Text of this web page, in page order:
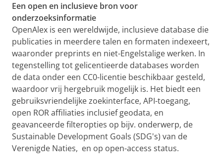
Een open en inclusieve bron voor
onderzoeksinformatie
OpenAlex is een wereldwijde, inclusieve database die
publicaties in meerdere talen en formaten indexeert,
waaronder preprints en niet-Engelstalige werken. In
tegenstelling tot gelicentieerde databases worden
de data onder een CC0-licentie beschikbaar gesteld,
waardoor vrij hergebruik mogelijk is. Het biedt een
gebruiksvriendelijke zoekinterface, API-toegang,
open ROR affiliaties inclusief geodata, en
geavanceerde filteropties op bijv. onderwerp, de
Sustainable Development Goals (SDG's) van de
Verenigde Naties, en op open-access status.